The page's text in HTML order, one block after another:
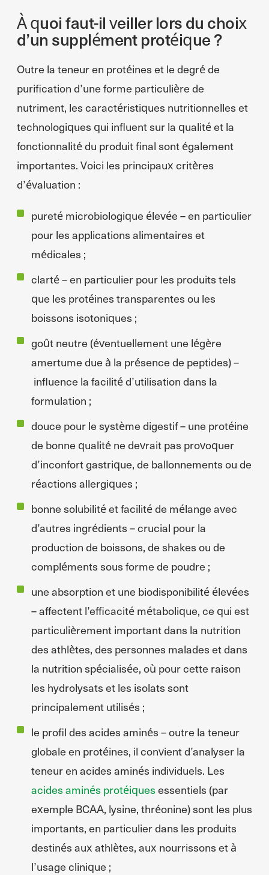
À quoi faut-il veiller lors du choix
d’un supplément protéique ?
Outre la teneur en protéines et le degré de
purification d’une forme particulière de
nutriment, les caractéristiques nutritionnelles et
technologiques qui influent sur la qualité et la
fonctionnalité du produit final sont également
importantes. Voici les principaux critères
d’évaluation :
pureté microbiologique élevée – en particulier
pour les applications alimentaires et
médicales ;
clarté – en particulier pour les produits tels
que les protéines transparentes ou les
boissons isotoniques ;
goût neutre (éventuellement une légère
amertume due à la présence de peptides) –
influence la facilité d’utilisation dans la
formulation ;
douce pour le système digestif – une protéine
de bonne qualité ne devrait pas provoquer
d’inconfort gastrique, de ballonnements ou de
réactions allergiques ;
bonne solubilité et facilité de mélange avec
d’autres ingrédients – crucial pour la
production de boissons, de shakes ou de
compléments sous forme de poudre ;
une absorption et une biodisponibilité élevées
– affectent l’efficacité métabolique, ce qui est
particulièrement important dans la nutrition
des athlètes, des personnes malades et dans
la nutrition spécialisée, où pour cette raison
les hydrolysats et les isolats sont
principalement utilisés ;
le profil des acides aminés – outre la teneur
globale en protéines, il convient d’analyser la
teneur en acides aminés individuels. Les
acides aminés protéiques essentiels (par
exemple BCAA, lysine, thréonine) sont les plus
importants, en particulier dans les produits
destinés aux athlètes, aux nourrissons et à
l’usage clinique ;